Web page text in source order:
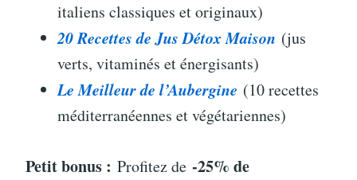
italiens classiques et originaux)
20 Recettes de Jus Détox Maison (jus
verts, vitaminés et énergisants)
Le Meilleur de l’Aubergine (10 recettes
méditerranéennes et végétariennes)
Petit bonus : Profitez de -25% de